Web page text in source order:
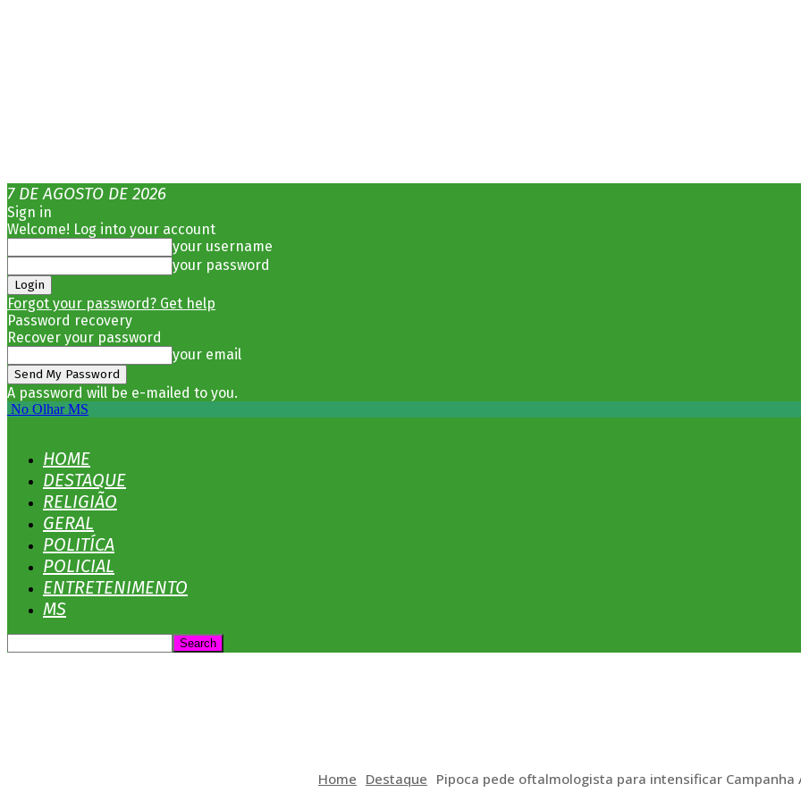
7 DE AGOSTO DE 2026
Sign in
Welcome! Log into your account
your username
your password
Forgot your password? Get help
Password recovery
Recover your password
your email
A password will be e-mailed to you.
No Olhar MS
HOME
DESTAQUE
RELIGIÃO
GERAL
POLITÍCA
POLICIAL
ENTRETENIMENTO
MS
Home Destaque Pipoca pede oftalmologista para intensificar Campanha